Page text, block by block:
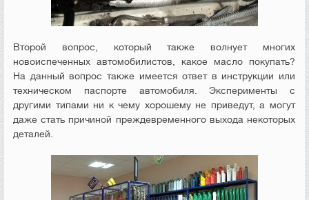
Второй вопрос, который также волнует многих
новоиспеченных автомобилистов, какое масло покупать?
На данный вопрос также имеется ответ в инструкции или
техническом паспорте автомобиля. Эксперименты с
другими типами ни к чему хорошему не приведут, а могут
даже стать причиной преждевременного выхода некоторых
деталей.